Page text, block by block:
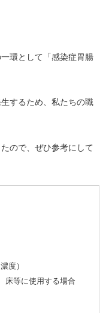
環として「感染症胃腸
するため、私たちの職
ので、ぜひ参考にして
度）
床等に使用する場合